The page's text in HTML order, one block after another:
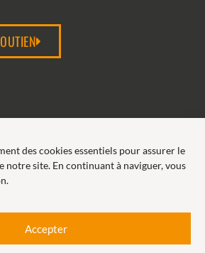
des cookies essentiels pour assurer le
notre site. En continuant à naviguer, vous
Accepter
FONDATION EPI
DE CONFIDENTIALITÉ